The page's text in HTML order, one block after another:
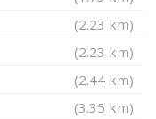
(2.23 km)
(2.23 km)
(2.44 km)
(3.35 km)